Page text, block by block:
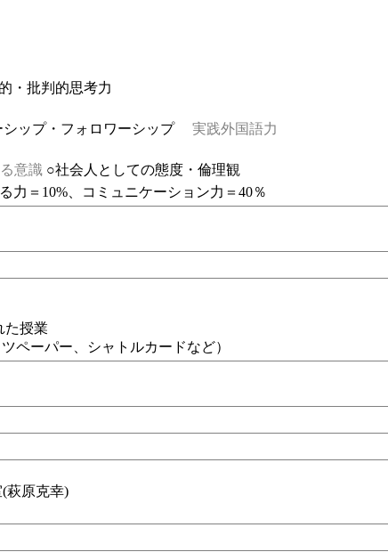
・批判的思考力
ップ・フォロワーシップ
実践外国語力
意識 ○社会人としての態度・倫理観
力＝10%、コミュニケーション力＝40％
た授業
ツペーパー、シャトルカードなど）
萩原克幸)